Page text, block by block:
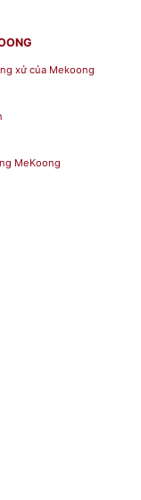
[caption
xử của Mekoong
MeKoong